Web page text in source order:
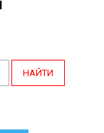
НАЙТИ